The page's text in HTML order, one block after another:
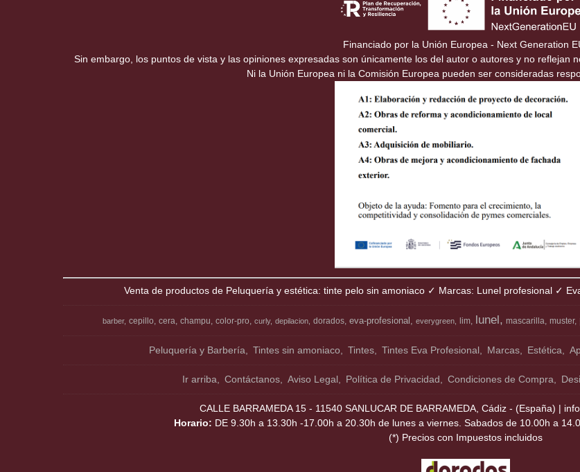
Financiado por la Unión Europea - Next Generation
Sin embargo, los puntos de vista y las opiniones expresadas son únicamente los del autor o autores y no reflejan
Ni la Unión Europea ni la Comisión Europea pueden ser consideradas
Venta de productos de Peluquería y estética: tinte pelo sin amoniaco ✓ Marcas: Lunel profesional ✓
barber cepillo cera champu color-pro curly depilacion dorados eva-profesional everygreen lim lunel mascarilla muster
Peluquería y Barbería Tintes sin amoniaco Tintes Tintes Eva Profesional Marcas Estética
Ir arriba Contáctanos Aviso Legal Política de Privacidad Condiciones de Compra
CALLE BARRAMEDA 15 - 11540 SANLUCAR DE BARRAMEDA, Cádiz - (España) |
Horario: DE 9.30h a 13.30h -17.00h a 20.30h de lunes a viernes. Sabados de 10.00h a
(*) Precios con Impuestos incluidos